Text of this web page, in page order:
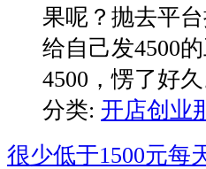
果呢？抛去平
给自己发4500
4500，愣了好
分类: 开店创业
很少低于1500元每